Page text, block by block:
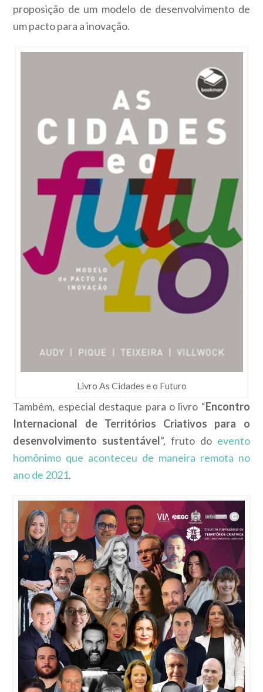
proposição de um modelo de desenvolvimento de
um pacto para a inovação.
Livro As Cidades e o Futuro
Também, especial destaque para o livro “Encontro
Internacional de Territórios Criativos para o
desenvolvimento sustentável”, fruto do evento
homônimo que aconteceu de maneira remota no
ano de 2021.